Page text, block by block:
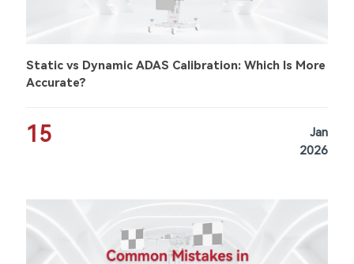
Static vs Dynamic ADAS Calibration: Which Is More
Accurate?
15
Jan
2026